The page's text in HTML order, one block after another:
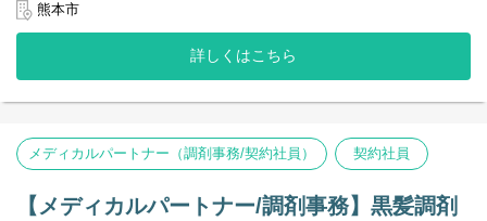
◆レセコン
現在はノアを利用中ですが、EMへの変更の予定がございます。
＜店舗状況＞
◆処方箋枚数 20枚／日
【その他の補足事項】
変更なし
熊本市
詳しくはこちら
メディカルパートナー（調剤事務/契約社員） 契約社員
【メディカルパートナー/調剤事務】黒髪調剤